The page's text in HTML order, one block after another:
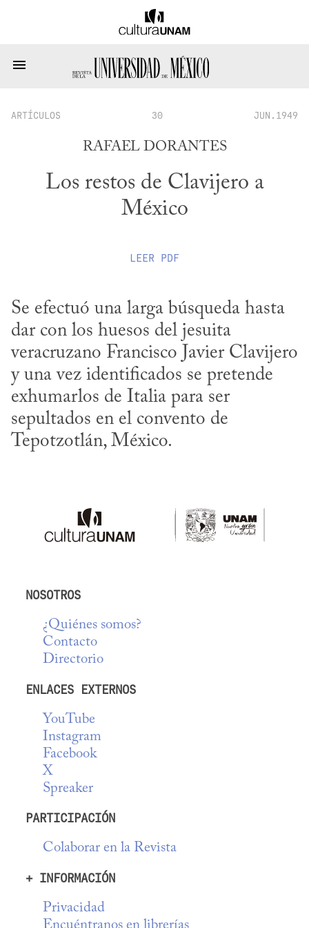
ARTÍCULOS 30 JUN.1949
RAFAEL DORANTES
Los restos de Clavijero a
México
LEER PDF
Se efectuó una larga búsqueda hasta
dar con los huesos del jesuita
veracruzano Francisco Javier Clavijero
y una vez identificados se pretende
exhumarlos de Italia para ser
sepultados en el convento de
Tepotzotlán, México.
NOSOTROS
¿Quiénes somos?
Contacto
Directorio
ENLACES EXTERNOS
YouTube
Instagram
Facebook
X
Spreaker
PARTICIPACIÓN
Colaborar en la Revista
+ INFORMACIÓN
Privacidad